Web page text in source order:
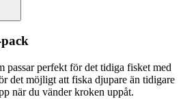
pack
passarperfekt för det tidiga fisket med
det möjligt att fiska djupare än tidigare
när du vänder kroken uppåt.